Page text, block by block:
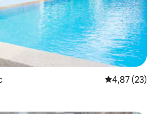
Évaluation
4,87 (23)